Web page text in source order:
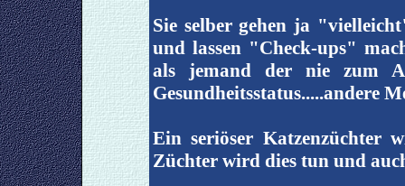
Sie selber gehen ja
und lassen "Check-ups"
als jemand der nie zum
Gesundheitsstatus.....andere
Ein seriöser Katzenzüchter
Züchter wird dies tun und